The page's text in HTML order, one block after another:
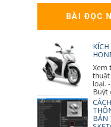
BÀI ĐỌC
Xem
loại.
Buýt
BẢN